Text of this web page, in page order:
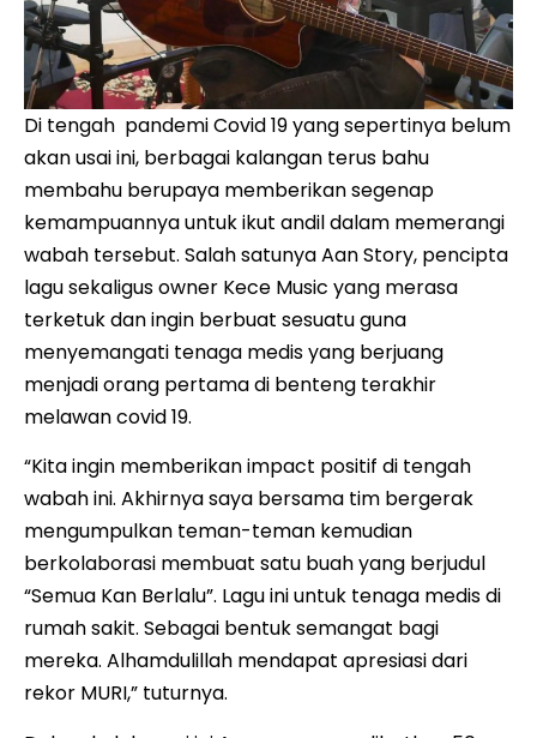
Di tengah pandemi Covid 19 yang sepertinya belum
akan usai ini, berbagai kalangan terus bahu
membahu berupaya memberikan segenap
kemampuannya untuk ikut andil dalam memerangi
wabah tersebut. Salah satunya Aan Story, pencipta
lagu sekaligus owner Kece Music yang merasa
terketuk dan ingin berbuat sesuatu guna
menyemangati tenaga medis yang berjuang
menjadi orang pertama di benteng terakhir
melawan covid 19.
“Kita ingin memberikan impact positif di tengah
wabah ini. Akhirnya saya bersama tim bergerak
mengumpulkan teman-teman kemudian
berkolaborasi membuat satu buah yang berjudul
“Semua Kan Berlalu”. Lagu ini untuk tenaga medis di
rumah sakit. Sebagai bentuk semangat bagi
mereka. Alhamdulillah mendapat apresiasi dari
rekor MURI,” tuturnya.